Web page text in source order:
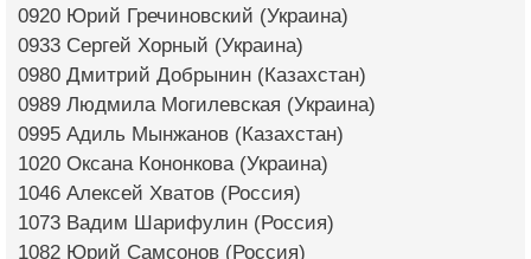
0920 Юрий Гречиновский (Украина)
0933 Сергей Хорный (Украина)
0980 Дмитрий Добрынин (Казахстан)
0989 Людмила Могилевская (Украина)
0995 Адиль Мынжанов (Казахстан)
1020 Оксана Кононкова (Украина)
1046 Алексей Хватов (Россия)
1073 Вадим Шарифулин (Россия)
1082 Юрий Самсонов (Россия)